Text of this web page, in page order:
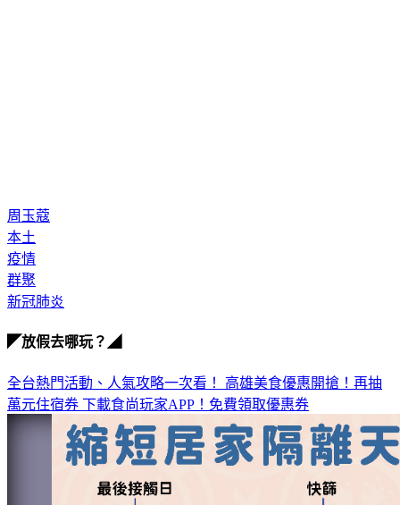
周玉蔻
本土
疫情
群聚
新冠肺炎
◤放假去哪玩？◢
全台熱門活動、人氣攻略一次看！ 高雄美食優惠開搶！再抽
萬元住宿券 下載食尚玩家APP！免費領取優惠券